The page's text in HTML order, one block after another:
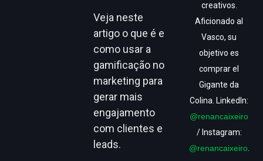
Veja neste
artigo o que é e
como usar a
gamificação no
marketing para
gerar mais
engajamento
com clientes e
leads.
creativos.
Aficionado al
Vasco, su
objetivo es
comprar el
Gigante da
Colina. LinkedIn:
@renancaixeiro
/ Instagram:
@renancaixeiro.